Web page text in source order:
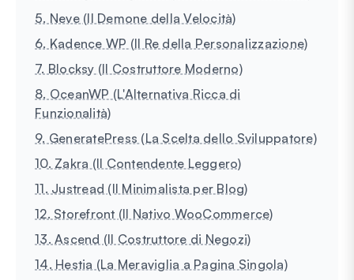
5. Neve (Il Demone della Velocità)
6. Kadence WP (Il Re della Personalizzazione)
7. Blocksy (Il Costruttore Moderno)
8. OceanWP (L'Alternativa Ricca di
Funzionalità)
9. GeneratePress (La Scelta dello Sviluppatore)
10. Zakra (Il Contendente Leggero)
11. Justread (Il Minimalista per Blog)
12. Storefront (Il Nativo WooCommerce)
13. Ascend (Il Costruttore di Negozi)
14. Hestia (La Meraviglia a Pagina Singola)